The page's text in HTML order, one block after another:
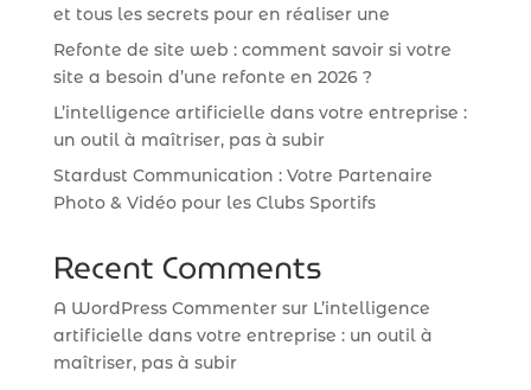
et tous les secrets pour en réaliser une
Refonte de site web : comment savoir si votre
site a besoin d’une refonte en 2026 ?
L’intelligence artificielle dans votre entreprise :
un outil à maîtriser, pas à subir
Stardust Communication : Votre Partenaire
Photo & Vidéo pour les Clubs Sportifs
Recent Comments
A WordPress Commentersur L’intelligence
artificielle dans votre entreprise : un outil à
maîtriser, pas à subir